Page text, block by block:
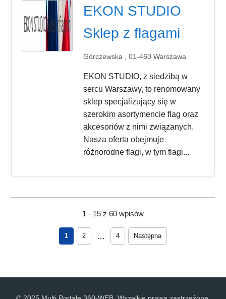
EKON STUDIO
Sklep z flagami
Górczewska , 01-460 Warszawa
EKON STUDIO, z siedzibą w
sercu Warszawy, to renomowany
sklep specjalizujący się w
szerokim asortymencie flag oraz
akcesoriów z nimi związanych.
Nasza oferta obejmuje
różnorodne flagi, w tym flagi...
1 - 15 z 60 wpisów
1 2 … 4 Następna